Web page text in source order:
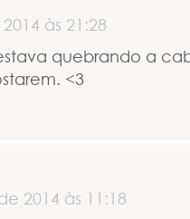
às 21:28
quebrando a
<3
2014 às 11:18